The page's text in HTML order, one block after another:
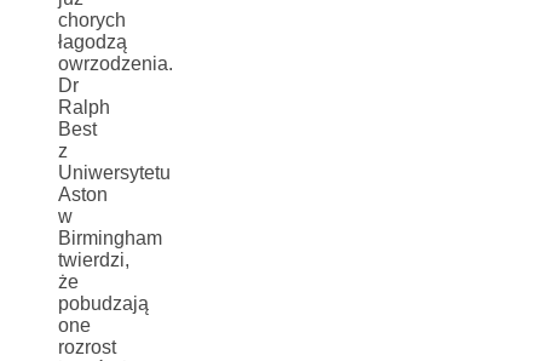
chorych
łagodzą
owrzodzenia.
Dr
Ralph
Best
z
Uniwersytetu
Aston
w
Birmingham
twierdzi,
że
pobudzają
one
rozrost